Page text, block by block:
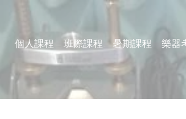
個人課程 班際課程 暑期課程 樂器